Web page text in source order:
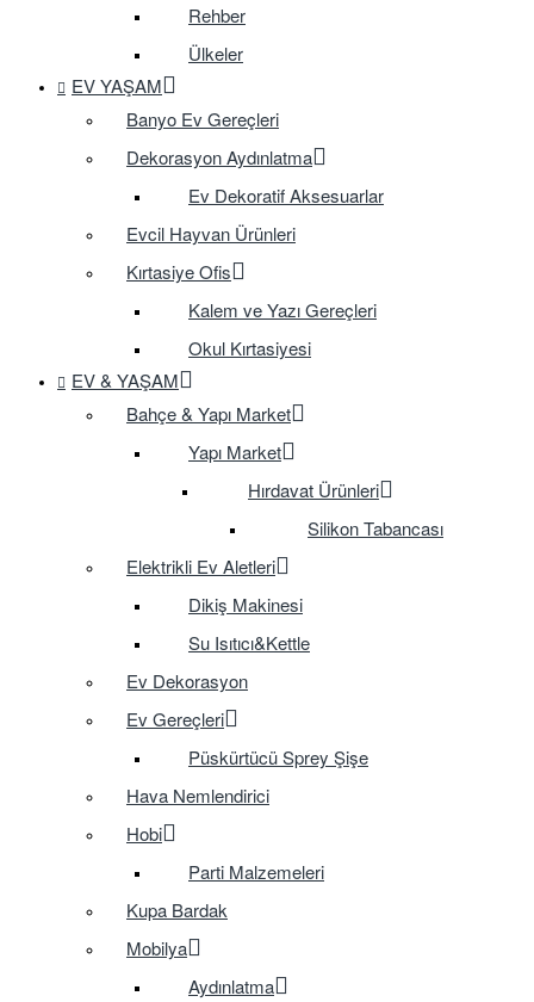
Rehber
Ülkeler
EV YAŞAM
Banyo Ev Gereçleri
Dekorasyon Aydınlatma
Ev Dekoratif Aksesuarlar
Evcil Hayvan Ürünleri
Kırtasiye Ofis
Kalem ve Yazı Gereçleri
Okul Kırtasiyesi
EV & YAŞAM
Bahçe & Yapı Market
Yapı Market
Hırdavat Ürünleri
Silikon Tabancası
Elektrikli Ev Aletleri
Dikiş Makinesi
Su Isıtıcı&Kettle
Ev Dekorasyon
Ev Gereçleri
Püskürtücü Sprey Şişe
Hava Nemlendirici
Hobi
Parti Malzemeleri
Kupa Bardak
Mobilya
Aydınlatma